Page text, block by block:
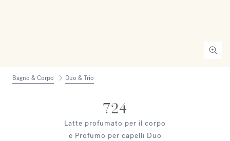
Bagno & Corpo Duo & Trio
724
Latte profumato per il corpo
e Profumo per capelli Duo